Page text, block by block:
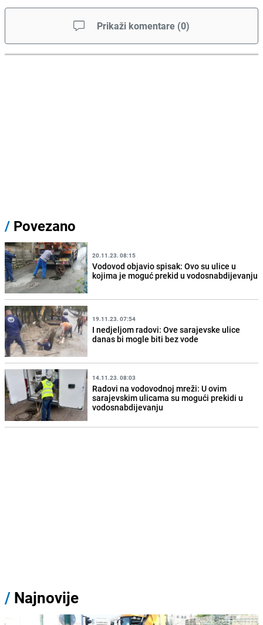
Prikaži komentare (0)
/ Povezano
20.11.23. 08:15
Vodovod objavio spisak: Ovo su ulice u
kojima je moguć prekid u vodosnabdijevanju
19.11.23. 07:54
I nedjeljom radovi: Ove sarajevske ulice
danas bi mogle biti bez vode
14.11.23. 08:03
Radovi na vodovodnoj mreži: U ovim
sarajevskim ulicama su mogući prekidi u
vodosnabdijevanju
/ Najnovije